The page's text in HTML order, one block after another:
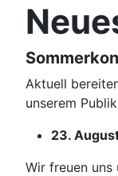
Aktuell
unserem
23.
Wir freuen uns